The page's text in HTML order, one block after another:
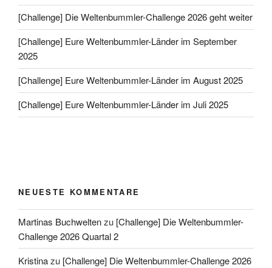
[Challenge] Die Weltenbummler-Challenge 2026 geht weiter
[Challenge] Eure Weltenbummler-Länder im September
2025
[Challenge] Eure Weltenbummler-Länder im August 2025
[Challenge] Eure Weltenbummler-Länder im Juli 2025
NEUESTE KOMMENTARE
Martinas Buchweltenzu [Challenge] Die Weltenbummler-
Challenge 2026 Quartal 2
Kristinazu [Challenge] Die Weltenbummler-Challenge 2026